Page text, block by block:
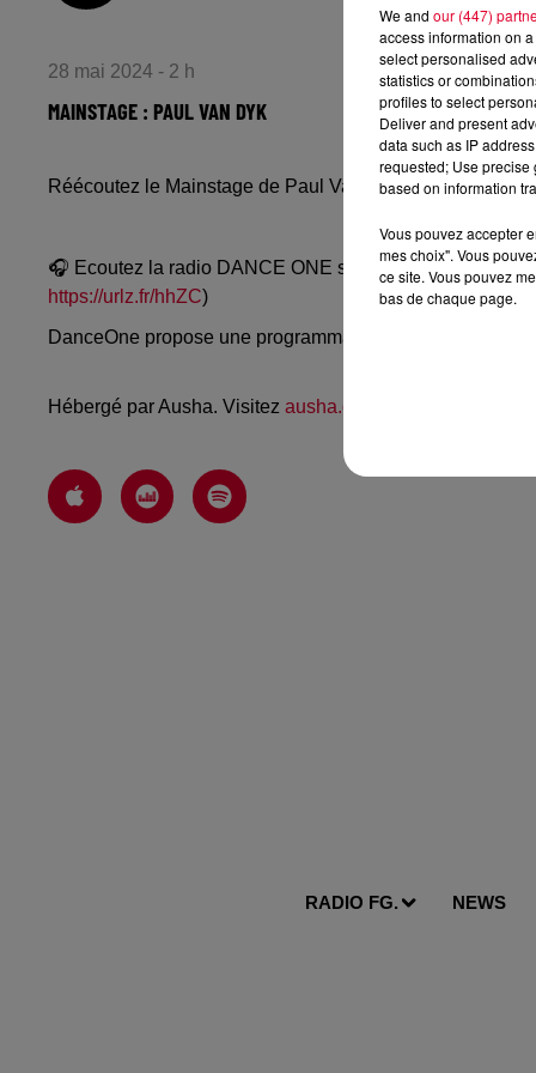
28 mai 2024 - 2 h
MAINSTAGE : PAUL VAN DYK
Réécoutez le Mainstage de Paul Van Dyk du samedi 25
🎧 Ecoutez la radio DANCE ONE sur www.danceone.fr,
https://urlz.fr/hhZC)
DanceOne propose une programmation dance, EDM,
Hébergé par Ausha. Visitez ausha.co/politique-de-
RADIO FG. NEWS
We and our (447)
access information on
select personalised
statistics or
profiles to select
Deliver and present
data such as IP
requested; Use precise
based on information
Vous pouvez accepter
mes choix". Vous
ce site. Vous pouvez
bas de chaque page.